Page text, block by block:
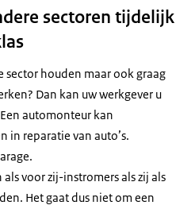
sectoren tijdelijk
sector houden maar ook graag
Dan kan uw werkgever u
automonteur kan
in reparatie van auto’s.
voor zij-instromers als zij als
Het gaat dus niet om een